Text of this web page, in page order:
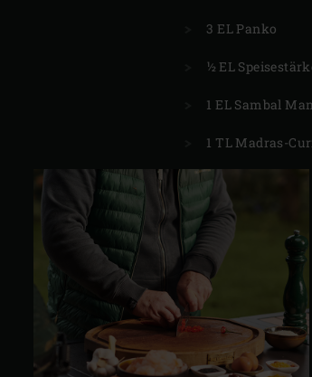
3 EL Panko
½ EL
1 EL Sambal
1 TL Madras-